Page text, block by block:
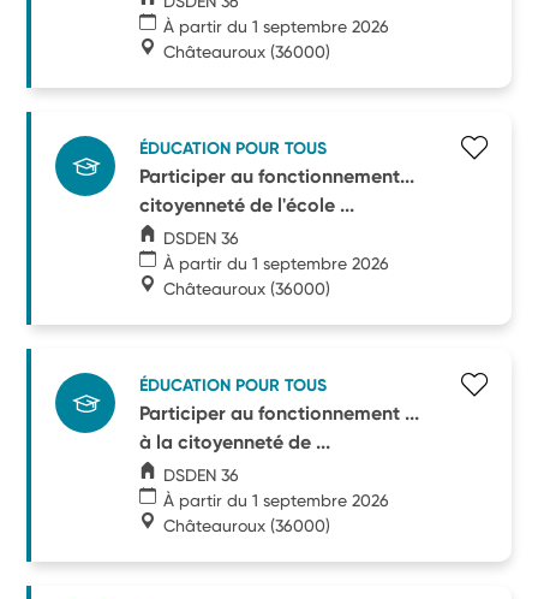
À partir du 1 septembre 2026
Châteauroux (36000)
ÉDUCATION POUR TOUS
Participer au fonctionnement...
citoyenneté de l'école ...
DSDEN 36
À partir du 1 septembre 2026
Châteauroux (36000)
ÉDUCATION POUR TOUS
Participer au fonctionnement ...
à la citoyenneté de ...
DSDEN 36
À partir du 1 septembre 2026
Châteauroux (36000)